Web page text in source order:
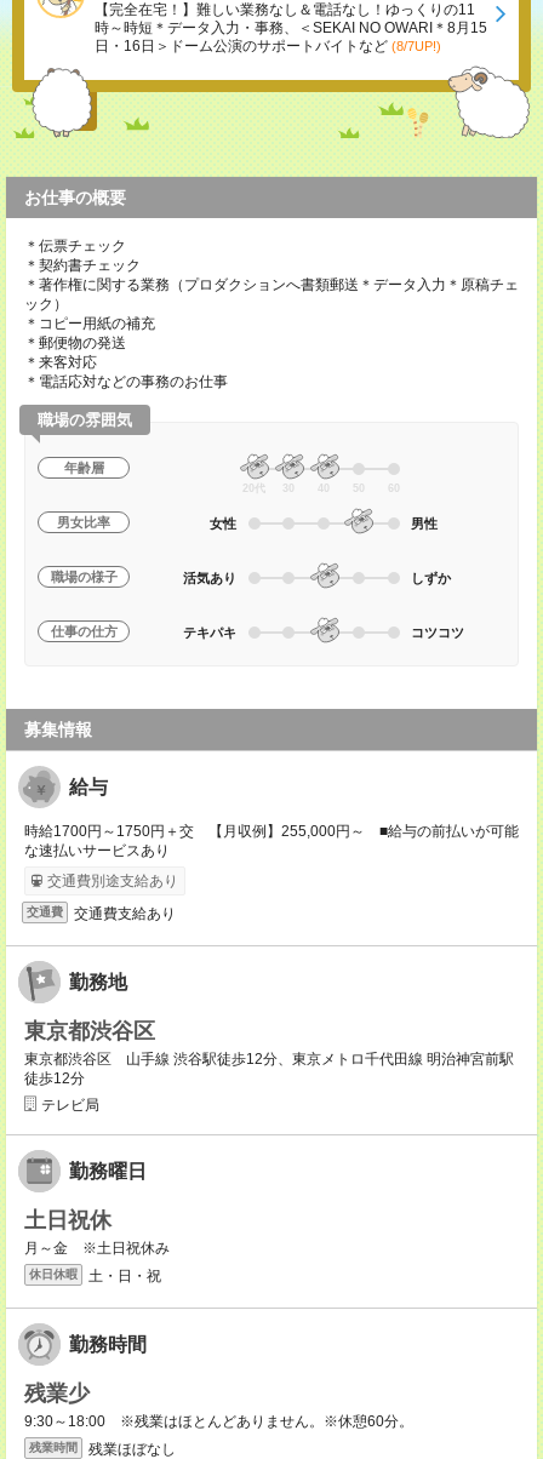
【完全在宅！】難しい業務なし＆電話なし！ゆっくりの11
時～時短＊データ入力・事務、＜SEKAI NO OWARI＊8月15
日・16日＞ドーム公演のサポートバイトなど (8/7UP!)
お仕事の概要
＊伝票チェック
＊契約書チェック
＊著作権に関する業務（プロダクションへ書類郵送＊データ入力＊原稿チェ
ック）
＊コピー用紙の補充
＊郵便物の発送
＊来客対応
＊電話応対などの事務のお仕事
職場の雰囲気
年齢層
20代 30 40 50 60
男女比率 女性 男性
職場の様子 活気あり しずか
仕事の仕方 テキパキ コツコツ
募集情報
給与
時給1700円～1750円＋交 【月収例】255,000円～ ■給与の前払いが可能
な速払いサービスあり
交通費別途支給あり
交通費 交通費支給あり
勤務地
東京都渋谷区
東京都渋谷区 山手線 渋谷駅徒歩12分、東京メトロ千代田線 明治神宮前駅
徒歩12分
テレビ局
勤務曜日
土日祝休
月～金 ※土日祝休み
休日休暇 土・日・祝
勤務時間
残業少
9:30～18:00 ※残業はほとんどありません。※休憩60分。
残業時間 残業ほぼなし